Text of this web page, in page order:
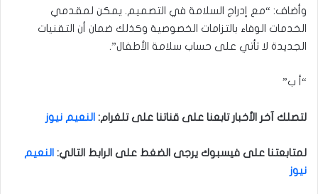
وأضاف: “مع إدراج السلامة في التصميم. يمكن لمقدمي
الخدمات الوفاء بالتزامات الخصوصية وكذلك ضمان أن التقنيات
الجديدة لا تأتي على حساب سلامة الأطفال”.
“أ ب”
لتصلك آخر الأخبار تابعنا على قناتنا على تلغرام: النعيم نيوز
لمتابعتنا على فيسبوك يرجى الضغط على الرابط التالي: النعيم
نيوز